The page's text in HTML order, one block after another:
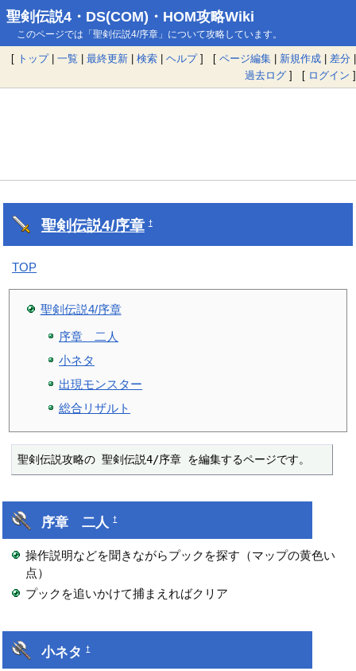
聖剣伝説4・DS(COM)・HOM攻略Wiki
このページでは「聖剣伝説4/序章」について攻略しています。
[ トップ| 一覧 | 最終更新 | 検索 | ヘルプ] [ ページ編集 | 新規作成 | 差分 |
過去ログ ] [ ログイン ]
聖剣伝説4/序章 †
TOP
聖剣伝説4/序章
序章 二人
小ネタ
出現モンスター
総合リザルト
聖剣伝説攻略の 聖剣伝説4/序章 を編集するページです。
序章 二人†
操作説明などを聞きながらプックを探す（マップの黄色い
点）
プックを追いかけて捕まえればクリア
小ネタ†